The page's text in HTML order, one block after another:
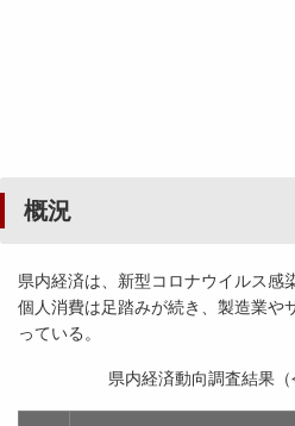
概況
県内経済は、新型コロナウイルス感
個人消費は足踏みが続き、製造業や
っている。
県内経済動向調査結果（